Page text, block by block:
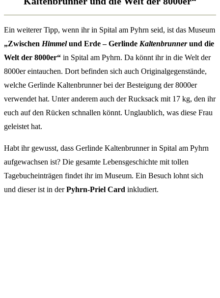
Ein weiterer Tipp, wenn ihr in Spital am Pyhrn seid, ist das Museum
„Zwischen Himmelund Erde – Gerlinde Kaltenbrunnerund die
Welt der 8000er“ in Spital am Pyhrn. Da könnt ihr in die Welt der
8000er eintauchen. Dort befinden sich auch Originalgegenstände,
welche Gerlinde Kaltenbrunner bei der Besteigung der 8000er
verwendet hat. Unter anderem auch der Rucksack mit 17 kg, den ihr
euch auf den Rücken schnallen könnt. Unglaublich, was diese Frau
geleistet hat.
Habt ihr gewusst, dass Gerlinde Kaltenbrunner in Spital am Pyhrn
aufgewachsen ist? Die gesamte Lebensgeschichte mit tollen
Tagebucheinträgen findet ihr im Museum. Ein Besuch lohnt sich
und dieser ist in derPyhrn-Priel Card inkludiert.